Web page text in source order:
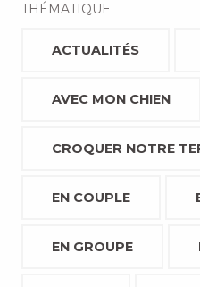
THÉMATIQUE
ACTUALITÉS
AVEC MON CHIEN
CROQUER NOTRE
EN COUPLE
EN GROUPE